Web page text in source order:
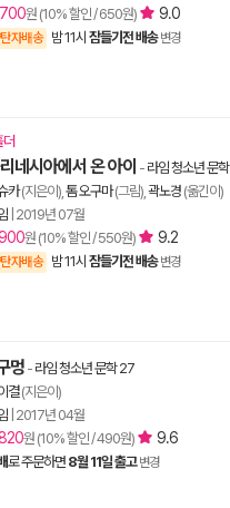
원 (10% 할인 / 650원) 9.0
자배송 밤 11시 잠들기전 배송 변경
네시아에서 온 아이 - 라임 청소년 문
카(지은이), 톰 오구마(그림), 곽노경 (옮긴이)
2019년 07월
원 (10% 할인 / 550원) 9.2
자배송 밤 11시 잠들기전 배송 변경
멍 - 라임 청소년 문학 27
결(지은이)
2017년 04월
원 (10% 할인 / 490원) 9.6
로 주문하면 8월 11일 출고 변경